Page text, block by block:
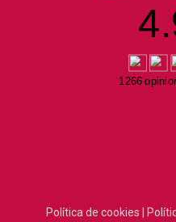
1266
Política de cookies |